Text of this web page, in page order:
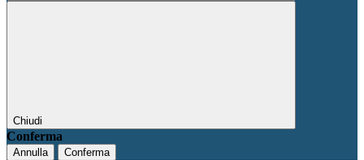
Chiudi
Conferma
Annulla Conferma